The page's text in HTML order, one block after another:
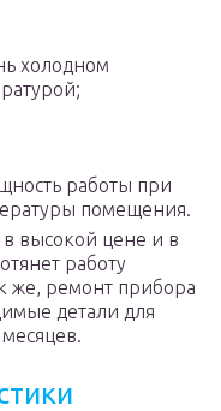
холодном
работы при
помещения.
в высокой цене и в
работу
же, ремонт прибора
детали для